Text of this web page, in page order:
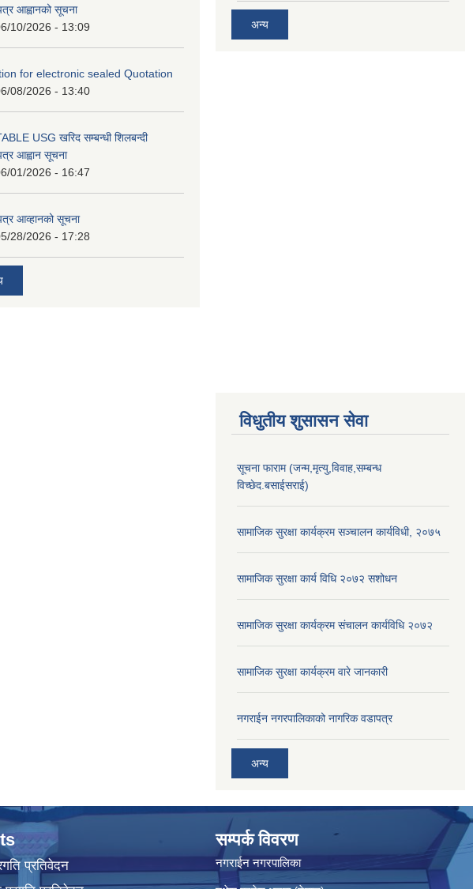
आह्वानको सूचना
10/2026 - 13:09
for electronic sealed Quotation
08/2026 - 13:40
USG खरिद सम्बन्धी शिलबन्दी
आह्वान सूचना
01/2026 - 16:47
आव्हानको सूचना
28/2026 - 17:28
अन्य
विधुतीय शुसासन सेवा
सूचना फाराम (जन्म,मृत्यु,विवाह,सम्बन्ध
विच्छेद.बसाईसराई)
सामाजिक सुरक्षा कार्यक्रम सञ्चालन कार्यविधी, २०७५
सामाजिक सुरक्षा कार्य विधि २०७२ स‌शोधन
सामाजिक सुरक्षा कार्यक्रम संचालन कार्यविधि २०७२
सामाजिक सुरक्षा कार्यक्रम वारे जानकारी
नगराईन नगरपालिकाको नागरिक वडापत्र
अन्य
प्रतिवेदन
सम्पर्क विवरण
नगराईन नगरपालिका